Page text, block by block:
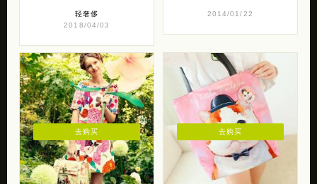
轻奢侈
2018/04/03
2014/01/22
去购买 去购买